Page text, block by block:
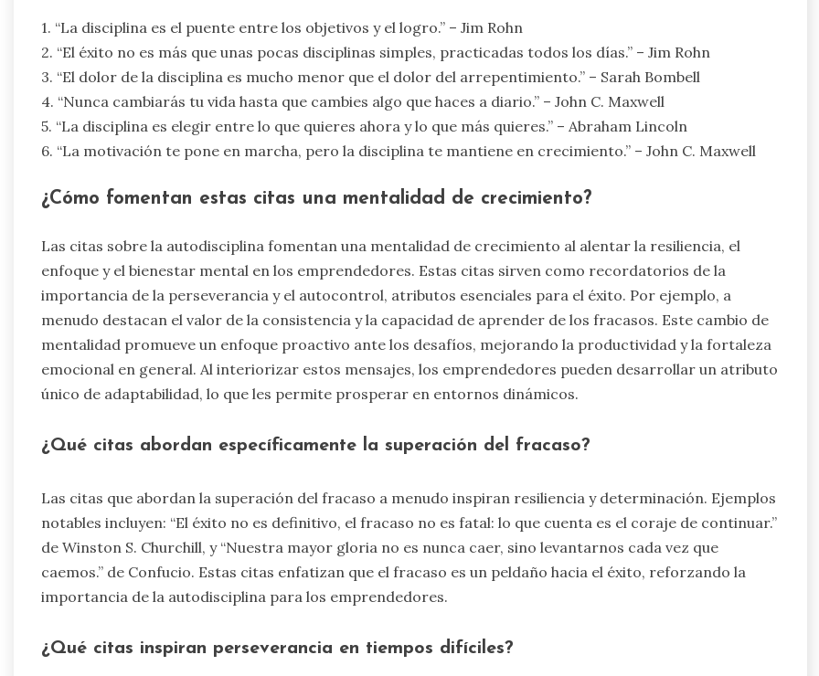
1. “La disciplina es el puente entre los objetivos y el logro.” – Jim Rohn
2. “El éxito no es más que unas pocas disciplinas simples, practicadas todos los días.” – Jim Rohn
3. “El dolor de la disciplina es mucho menor que el dolor del arrepentimiento.” – Sarah Bombell
4. “Nunca cambiarás tu vida hasta que cambies algo que haces a diario.” – John C. Maxwell
5. “La disciplina es elegir entre lo que quieres ahora y lo que más quieres.” – Abraham Lincoln
6. “La motivación te pone en marcha, pero la disciplina te mantiene en crecimiento.” – John C. Maxwell
¿Cómo fomentan estas citas una mentalidad de crecimiento?
Las citas sobre la autodisciplina fomentan una mentalidad de crecimiento al alentar la resiliencia, el
enfoque y el bienestar mental en los emprendedores. Estas citas sirven como recordatorios de la
importancia de la perseverancia y el autocontrol, atributos esenciales para el éxito. Por ejemplo, a
menudo destacan el valor de la consistencia y la capacidad de aprender de los fracasos. Este cambio de
mentalidad promueve un enfoque proactivo ante los desafíos, mejorando la productividad y la fortaleza
emocional en general. Al interiorizar estos mensajes, los emprendedores pueden desarrollar un atributo
único de adaptabilidad, lo que les permite prosperar en entornos dinámicos.
¿Qué citas abordan específicamente la superación del fracaso?
Las citas que abordan la superación del fracaso a menudo inspiran resiliencia y determinación. Ejemplos
notables incluyen: “El éxito no es definitivo, el fracaso no es fatal: lo que cuenta es el coraje de continuar.”
de Winston S. Churchill, y “Nuestra mayor gloria no es nunca caer, sino levantarnos cada vez que
caemos.” de Confucio. Estas citas enfatizan que el fracaso es un peldaño hacia el éxito, reforzando la
importancia de la autodisciplina para los emprendedores.
¿Qué citas inspiran perseverancia en tiempos difíciles?